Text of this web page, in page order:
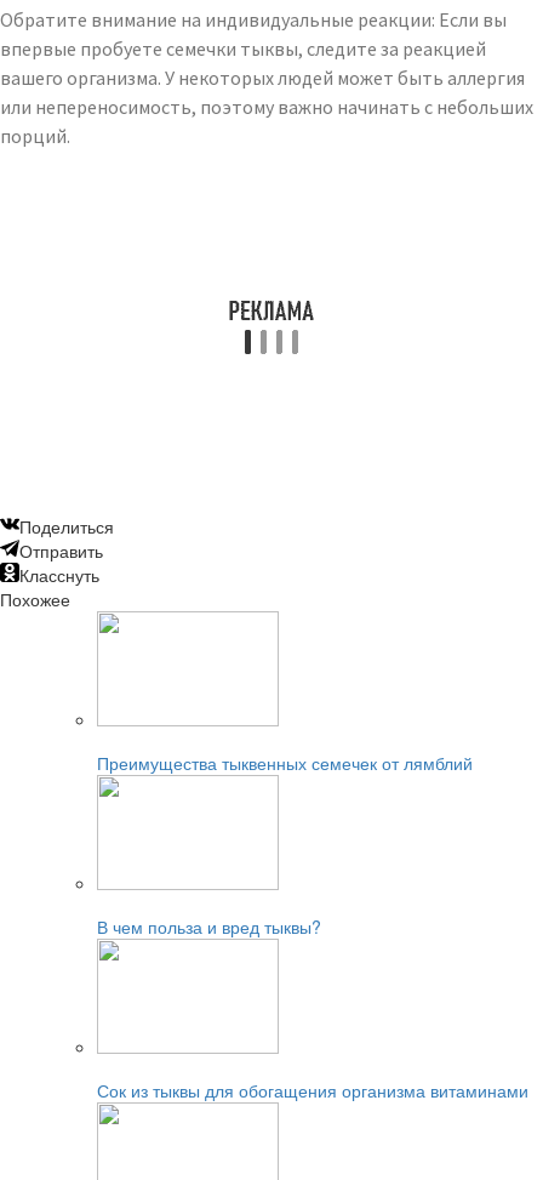
Обратите внимание на индивидуальные реакции: Если вы
впервые пробуете семечки тыквы, следите за реакцией
вашего организма. У некоторых людей может быть аллергия
или непереносимость, поэтому важно начинать с небольших
порций.
Поделиться
Отправить
Класснуть
Похожее
Преимущества тыквенных семечек от лямблий
В чем польза и вред тыквы?
Сок из тыквы для обогащения организма витаминами